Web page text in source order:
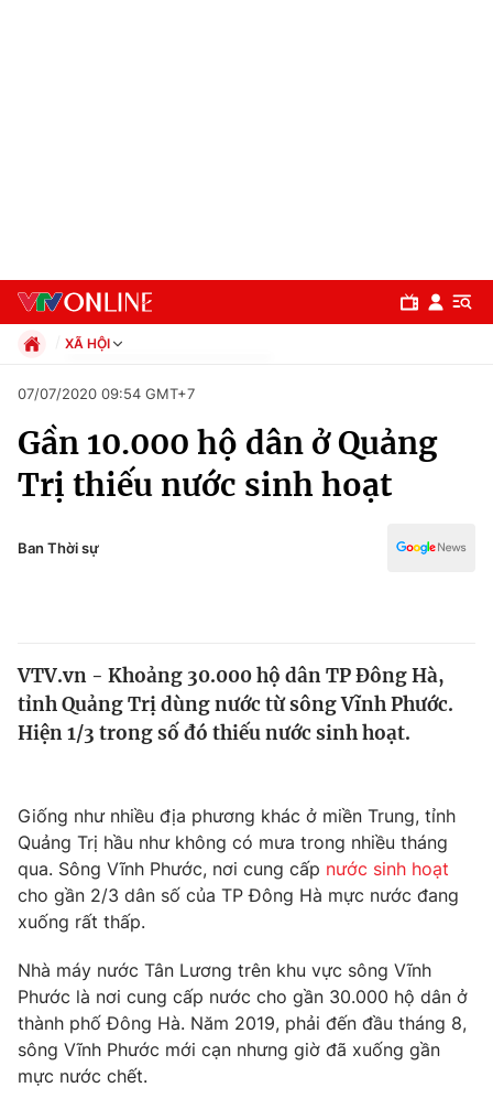
Chuyên mục
Chính trị
Y tế
Tin tức
Thế giới đó đây
Câu chuyện quốc tế
Kinh tế
Tài chính
Thị trường
Dữ liệu và đời sống
Phim VTV
Hậu trường
Nhân vật
Giải trí
Điện ảnh
Đời sống
XÃ HỘI
Xã hội
Pháp luật
Thể thao
Văn hóa - Giải trí
Giáo dục
07/07/2020 09:54 GMT+7
Gần 10.000 hộ dân ở Quảng
Trị thiếu nước sinh hoạt
Ban Thời sự
VTV.vn - Khoảng 30.000 hộ dân TP Đông Hà,
tỉnh Quảng Trị dùng nước từ sông Vĩnh Phước.
Hiện 1/3 trong số đó thiếu nước sinh hoạt.
Giống như nhiều địa phương khác ở miền Trung, tỉnh
Quảng Trị hầu như không có mưa trong nhiều tháng
qua. Sông Vĩnh Phước, nơi cung cấp nước sinh hoạt
cho gần 2/3 dân số của TP Đông Hà mực nước đang
xuống rất thấp.
Nhà máy nước Tân Lương trên khu vực sông Vĩnh
Phước là nơi cung cấp nước cho gần 30.000 hộ dân ở
thành phố Đông Hà. Năm 2019, phải đến đầu tháng 8,
sông Vĩnh Phước mới cạn nhưng giờ đã xuống gần
mực nước chết.